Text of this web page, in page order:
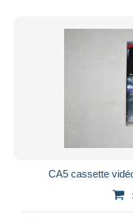
Gratis levering
Bancontact
CA5 cassette